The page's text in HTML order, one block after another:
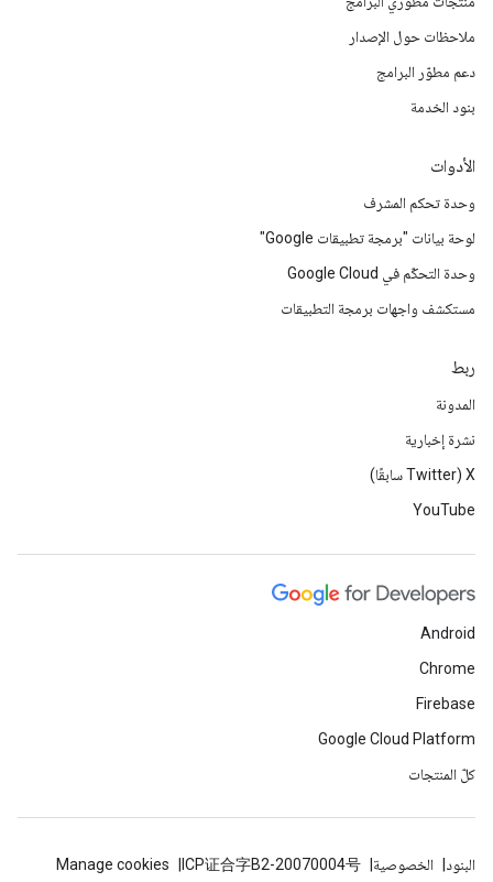
ملاحظات حول الإصدار
دعم مطوّر البرامج
بنود الخدمة
الأدوات
وحدة تحكم المشرف
لوحة بيانات "برمجة تطبيقات Google"
وحدة التحكّم في Google Cloud
مستكشف واجهات برمجة التطبيقات
ربط
المدونة
نشرة إخبارية
‫X ‏(Twitter سابقًا)
YouTube
Android
Chrome
Firebase
Google Cloud Platform
كلّ المنتجات
البنود الخصوصية ICP证合字B2-20070004号
Manage cookies